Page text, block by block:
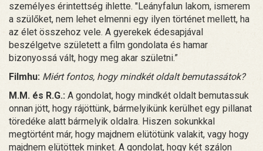
személyes érintettség ihlette. "Leányfalun lakom, ismerem
a szülőket, nem lehet elmenni egy ilyen történet mellett, ha
az élet összehoz vele. A gyerekek édesapjával
beszélgetve született a film gondolata és hamar
bizonyossá vált, hogy meg akar születni.”
Filmhu: Miért fontos, hogy mindkét oldalt bemutassátok?
M.M. és R.G.: A gondolat, hogy mindkét oldalt bemutassuk
onnan jött, hogy rájöttünk, bármelyikünk kerülhet egy pillanat
töredéke alatt bármelyik oldalra. Hiszen sokunkkal
megtörtént már, hogy majdnem elütötünk valakit, vagy hogy
majdnem elütöttek minket. A gondolat, hogy két szálon